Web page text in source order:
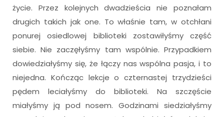
życie. Przez kolejnych dwadzieścia nie poznałam
drugich takich jak one. To właśnie tam, w otchłani
ponurej osiedlowej biblioteki zostawiłyśmy część
siebie. Nie zaczęłyśmy tam wspólnie. Przypadkiem
dowiedziałyśmy się, że łączy nas wspólna pasja, i to
niejedna. Kończąc lekcje o czternastej trzydzieści
pędem leciałyśmy do biblioteki. Na szczęście
miałyśmy ją pod nosem. Godzinami siedziałyśmy